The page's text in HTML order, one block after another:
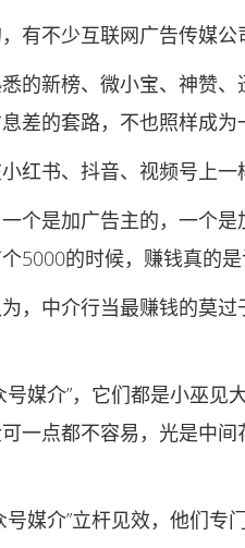
不少互联网广告传媒公司
新榜、微小宝、神赞、
差的套路，不也照样成为
书、抖音、视频号上一
是加广告主的，一个是
5000的时候，赚钱真的是
中介行当最赚钱的莫过
媒介”，它们都是小巫见
一点都不容易，光是中
媒介”立杆见效，他们专